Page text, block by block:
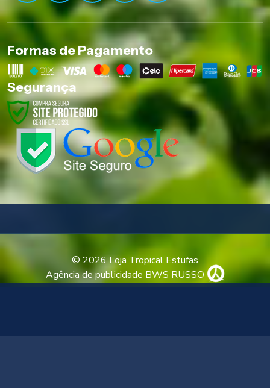
Formas de Pagamento
Segurança
© 2026 Loja Tropical Estufas
Agência de publicidade BWS RUSSO